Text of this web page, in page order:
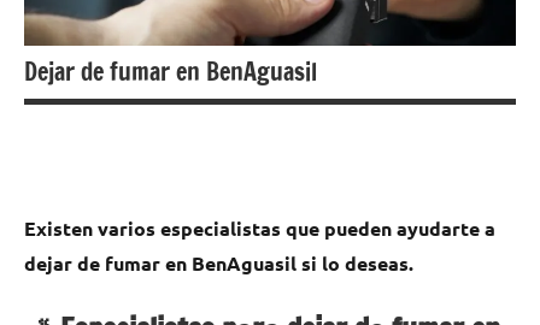
Dejar de fumar en BenAguasil
Existen varios especialistas quе pueden ayudarte а
dejar dе fumar en BenAguasil ѕi lo deseas.